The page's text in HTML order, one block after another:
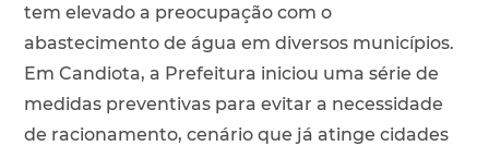
tem elevado a preocupação com o
abastecimento de água em diversos municípios.
Em Candiota, a Prefeitura iniciou uma série de
medidas preventivas para evitar a necessidade
de racionamento, cenário que já atinge cidades